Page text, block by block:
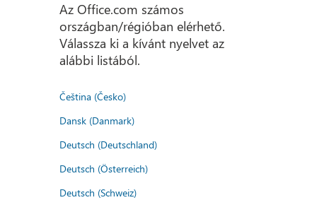
Az Office.com számos
országban/régióban elérhető.
Válassza ki a kívánt nyelvet az
alábbi listából.
Čeština (Česko)
Dansk (Danmark)
Deutsch (Deutschland)
Deutsch (Österreich)
Deutsch (Schweiz)